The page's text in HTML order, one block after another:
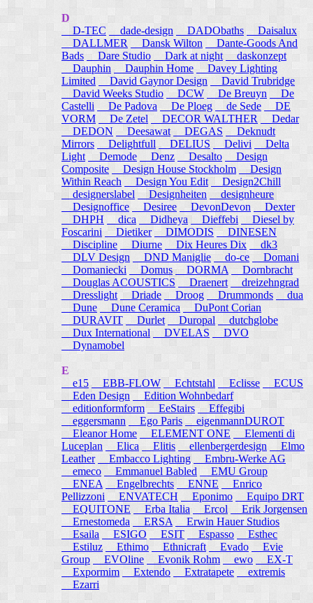
D
D-TEC
dade-design DADObaths
Daisalux
DALLMER
Dansk Wilton
Dante-Goods And
Bads
Dare Studio Dark at night
daskonzept
Dauphin
Dauphin Home
Davey Lighting
Limited
David Gaynor Design
David Trubridge
David Weeks Studio
DCW De Breuyn
De
Castelli
De Padova De Ploeg de Sede
DE
VORM
De Zetel DECOR WALTHER
Dedar
DEDON
Deesawat DEGAS
Deknudt
Mirrors
Delightfull DELIUS Delivi
Delta
Light
Demode Denz Desalto
Design
Composite
Design House Stockholm
Design
Within Reach
Design You Edit
Design2Chill
designerslabel
Designheiten
designheure
Designoffice
Desiree DevonDevon
Dexter
DHPH
dica Didheya Dieffebi
Diesel by
Foscarini
Dietiker DIMODIS
DINESEN
Discipline
Diurne Dix Heures Dix
dk3
DLV Design
DND Maniglie do-ce
Domani
Domaniecki
Domus DORMA
Dornbracht
Douglas ACOUSTICS
Draenert
dreizehngrad
Dresslight Driade Droog Drummonds
dua
Dune
Dune Ceramica
DuPont Corian
DURAVIT
Durlet Duropal
dutchglobe
Dux International
DVELAS
DVO
Dynamobel
E
e15 EBB-FLOW Echtstahl Eclisse
ECUS
Eden Design
Edition Wohnbedarf
editionformform
EeStairs
Effegibi
eggersmann
Ego Paris
eigenmannDUROT
Eleanor Home
ELEMENT ONE
Elementi di
Luceplan
Elica Elitis ellenbergerdesign
Elmo
Leather
Embacco Lighting
Embru-Werke AG
emeco
Emmanuel Babled
EMU Group
ENEA
Engelbrechts ENNE
Enrico
Pellizzoni ENVATECH Eponimo
Equipo DRT
EQUITONE
Erba Italia Ercol
Erik Jorgensen
Ernestomeda
ERSA
Erwin Hauer Studios
Esaila
ESIGO ESIT Espasso
Esthec
Estiluz
Ethimo Ethnicraft Evado
Evie
Group
EVOline Evonik Rohm ewo
EX-T
Expormim
Extendo Extratapete
extremis
Ezarri